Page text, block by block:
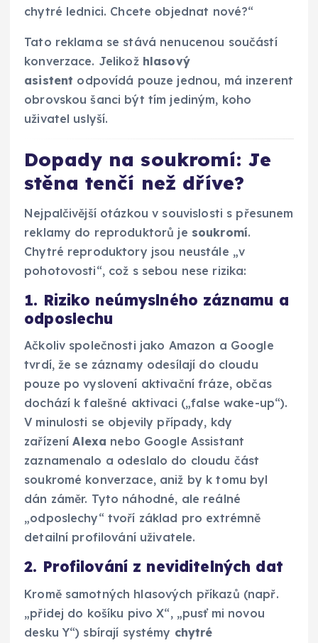
chytré lednici. Chcete objednat nové?“
Tato reklama se stává nenucenou součástí
konverzace. Jelikož hlasový
asistent odpovídá pouze jednou, má inzerent
obrovskou šanci být tím jediným, koho
uživatel uslyší.
Dopady na soukromí: Je
stěna tenčí než dříve?
Nejpalčivější otázkou v souvislosti s přesunem
reklamy do reproduktorů je soukromí.
Chytré reproduktory jsou neustále „v
pohotovosti“, což s sebou nese rizika:
1. Riziko neúmyslného záznamu a
odposlechu
Ačkoliv společnosti jako Amazon a Google
tvrdí, že se záznamy odesílají do cloudu
pouze po vyslovení aktivační fráze, občas
dochází k falešné aktivaci („false wake-up“).
V minulosti se objevily případy, kdy
zařízeníAlexa nebo Google Assistant
zaznamenalo a odeslalo do cloudu část
soukromé konverzace, aniž by k tomu byl
dán záměr. Tyto náhodné, ale reálné
„odposlechy“ tvoří základ pro extrémně
detailní profilování uživatele.
2. Profilování z neviditelných dat
Kromě samotných hlasových příkazů (např.
„přidej do košíku pivo X“, „pusť mi novou
desku Y“) sbírají systémy chytré